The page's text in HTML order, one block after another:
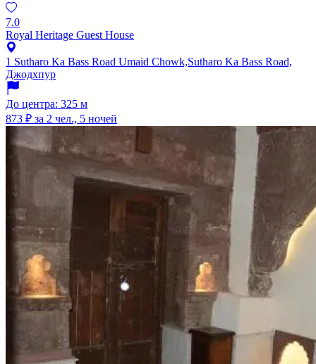
7.0
Royal Heritage Guest House
1 Sutharo Ka Bass Road Umaid Chowk,Sutharo Ka Bass Road,
Джодхпур
До центра: 325 м
873 ₽ за 2 чел., 5 ночей